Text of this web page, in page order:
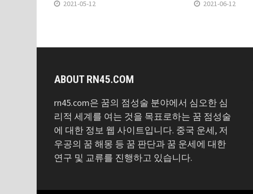
2021-05-12 2021-06-12
ABOUT RN45.COM
rn45.com은 꿈의 점성술 분야에서 심오한 심
리적 세계를 여는 것을 목표로하는 꿈 점성술
에 대한 정보 웹 사이트입니다. 중국 운세, 저
우공의 꿈 해몽 등 꿈 판단과 꿈 운세에 대한
연구 및 교류를 진행하고 있습니다.